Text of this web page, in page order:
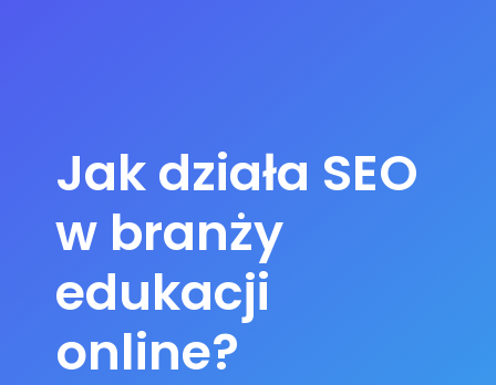
Jak działa SEO
w branży
edukacji
online?